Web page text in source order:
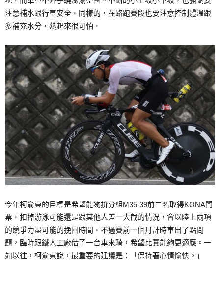
注意補水跟行車安全。同樣的，在路跑賽段也要注意控制體溫跟
多補充水分，熱起來很可怕。
今年柯俞東的目標是希望能夠拚分組M35-39前二名取得KONA門
票。扣掉游泳可能還是跟其他人差一大截的情況，會以陸上兩項
的競爭力盡可能的挽回時間。不過賽前一個月計時車出了點問
題，臨時跟鐵人工廠借了一台車來騎，希望比賽能夠更適應。一
如以往，柯俞東說，最重要的建議是：「保持著心情愉快。」